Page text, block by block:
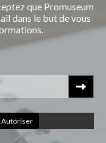
que Promuseum
dans le but de vous
Autoriser